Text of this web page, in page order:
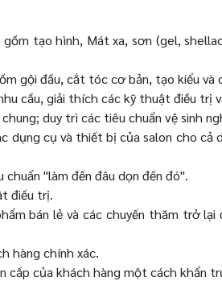
tạo hình, Mát xa, sơn (gel,
gội đầu, cắt tóc cơ bản, tạo kiểu và
cầu, giải thích các kỹ thuật điều trị
duy trì các tiêu chuẩn vệ sinh
dụng cụ và thiết bị của salon cho cả
"làm đến đâu dọn đến đó".
điều trị.
bán lẻ và các chuyến thăm trở lại
hàng chính xác.
cấp của khách hàng một cách khẩn